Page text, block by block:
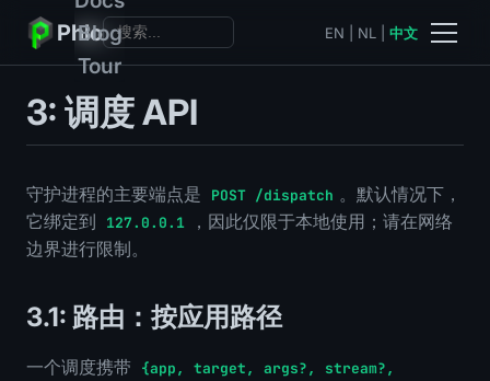
Phlo
Blog
Tour
EN NL 中文
3: 调度 API
守护进程的主要端点是 POST /dispatch 。默认情况下，
它绑定到
127.0.0.1
，因此仅限于本地使用；请在网络
边界进行限制。
3.1: 路由：按应用路径
一个调度携带
{app, target, args?, stream?,